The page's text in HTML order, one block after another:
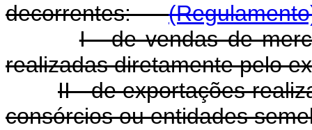
decorrentes:
I - de vendas de
realizadas diretamente pelo
II - de exportações
consórcios ou entidades